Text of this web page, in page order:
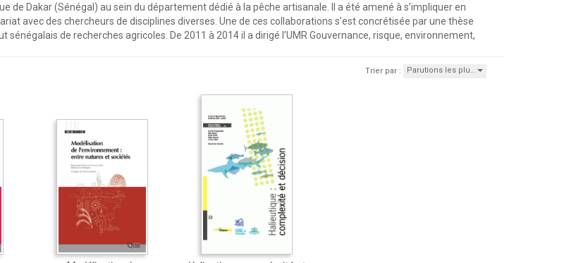
de Dakar (Sénégal) au sein du département dédié à la pêche artisanale. Il a été amené à s’impliquer en
avec des chercheurs de disciplines diverses. Une de ces collaborations s’est concrétisée par une thèse
de recherches agricoles. De 2011 à 2014 il a dirigé l’UMR Gouvernance, risque, environnement,
Trier par : Parutions les plu…